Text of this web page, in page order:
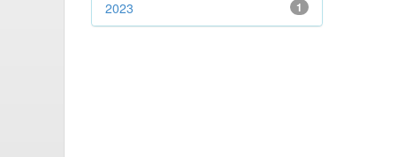
1
2023